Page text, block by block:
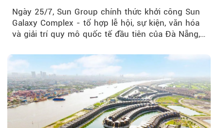
Ngày 25/7, Sun Group chính thức khởi công Sun
Galaxy Complex - tổ hợp lễ hội, sự kiện, văn hóa
và giải trí quy mô quốc tế đầu tiên của Đà Nẵng,…